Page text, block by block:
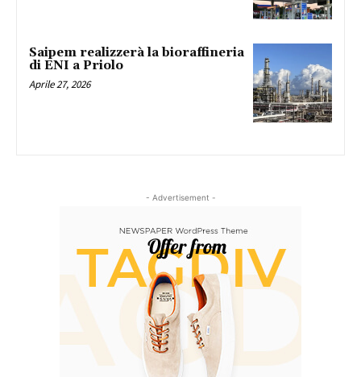
Saipem realizzerà la bioraffineria
di ENI a Priolo
Aprile 27, 2026
- Advertisement -